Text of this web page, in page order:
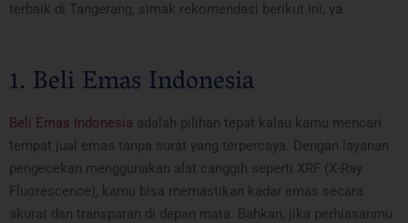
terbaik di Tangerang, simak rekomendasi berikut ini, ya.
1. Beli Emas Indonesia
Beli Emas Indonesia adalah pilihan tepat kalau kamu mencari
tempat jual emas tanpa surat yang terpercaya. Dengan layanan
pengecekan menggunakan alat canggih seperti XRF (X-Ray
Fluorescence), kamu bisa memastikan kadar emas secara
akurat dan transparan di depan mata. Bahkan, jika perhiasanmu